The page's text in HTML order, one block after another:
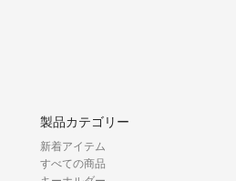
製品カテゴリー
新着アイテム
すべての商品